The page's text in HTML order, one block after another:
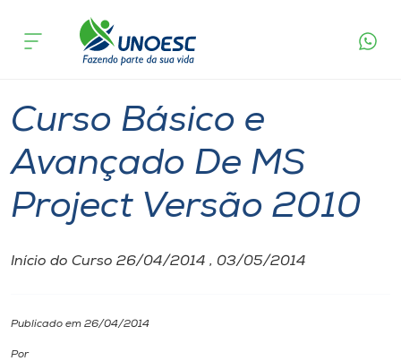
Cursos
Pesquisa
Atendimento ao Estudante
Portal de Ensino
acontece
Curso Básico e
Avançado De MS
Project Versão 2010
Início do Curso 26/04/2014 , 03/05/2014
Publicado em 26/04/2014
Por